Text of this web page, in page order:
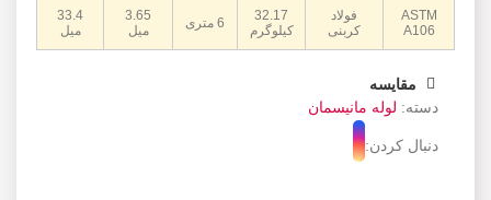
ASTM
A106
فولاد
کربنی
32.17
کیلوگرم
6 متری
3.65
میل
33.4
میل
مقایسه
دسته: لوله مانیسمان
دنبال کردن: